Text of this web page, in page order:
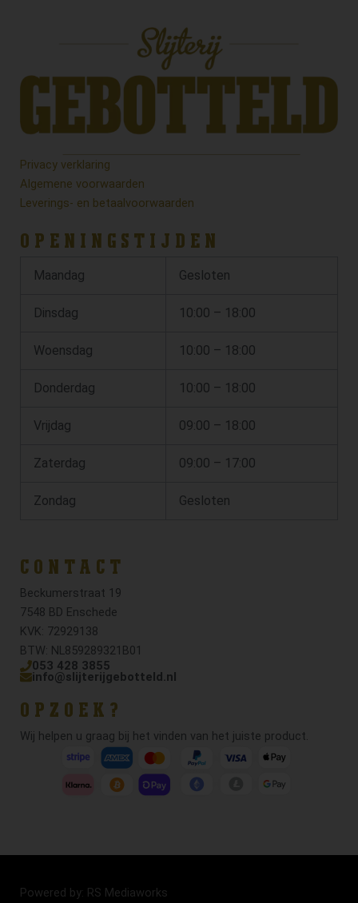
Privacy verklaring
Algemene voorwaarden
Leverings- en betaalvoorwaarden
OPENINGSTIJDEN
Maandag Gesloten
Dinsdag 10:00 – 18:00
Woensdag 10:00 – 18:00
Donderdag 10:00 – 18:00
Vrijdag 09:00 – 18:00
Zaterdag 09:00 – 17:00
Zondag Gesloten
CONTACT
Beckumerstraat 19
7548 BD Enschede
KVK: 72929138
BTW: NL859289321B01
053 428 3855
info@slijterijgebotteld.nl
OPZOEK?
Wij helpen u graag bij het vinden van het juiste product.
Powered by: RS Mediaworks